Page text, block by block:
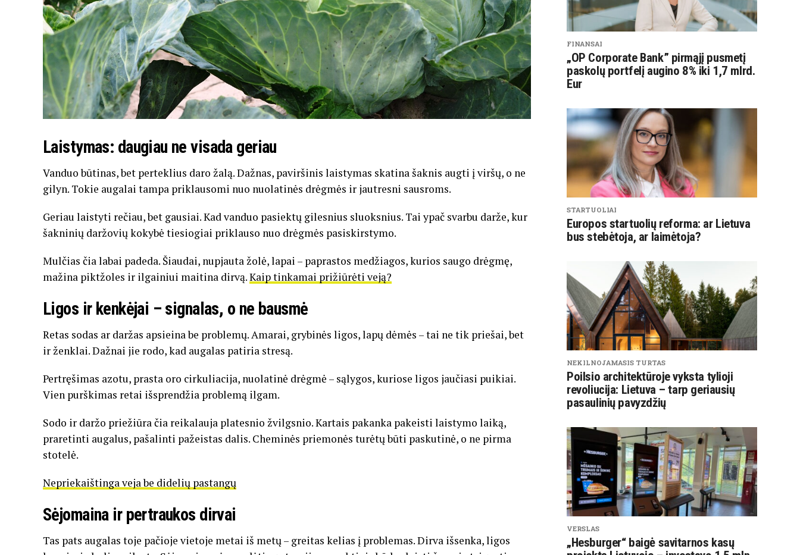
Laistymas: daugiau ne visada geriau
Vanduo būtinas, bet perteklius daro žalą. Dažnas, paviršinis laistymas skatina šaknis augti į viršų, o ne
gilyn. Tokie augalai tampa priklausomi nuo nuolatinės drėgmės ir jautresni sausroms.
Geriau laistyti rečiau, bet gausiai. Kad vanduo pasiektų gilesnius sluoksnius. Tai ypač svarbu darže, kur
šakninių daržovių kokybė tiesiogiai priklauso nuo drėgmės pasiskirstymo.
Mulčias čia labai padeda. Šiaudai, nupjauta žolė, lapai – paprastos medžiagos, kurios saugo drėgmę,
mažina piktžoles ir ilgainiui maitina dirvą.Kaip tinkamai prižiūrėti veją?
Ligos ir kenkėjai – signalas, o ne bausmė
Retas sodas ar daržas apsieina be problemų. Amarai, grybinės ligos, lapų dėmės – tai ne tik priešai, bet
ir ženklai. Dažnai jie rodo, kad augalas patiria stresą.
Pertręšimas azotu, prasta oro cirkuliacija, nuolatinė drėgmė – sąlygos, kuriose ligos jaučiasi puikiai.
Vien purškimas retai išsprendžia problemą ilgam.
Sodo ir daržo priežiūra čia reikalauja platesnio žvilgsnio. Kartais pakanka pakeisti laistymo laiką,
praretinti augalus, pašalinti pažeistas dalis. Cheminės priemonės turėtų būti paskutinė, o ne pirma
stotelė.
Nepriekaištinga veja be didelių pastangų
Sėjomaina ir pertraukos dirvai
Tas pats augalas toje pačioje vietoje metai iš metų – greitas kelias į problemas. Dirva išsenka, ligos
FINANSAI
„OP Corporate Bank” pirmąjį pusmetį
paskolų portfelį augino 8% iki 1,7 mlrd.
Eur
STARTUOLIAI
Europos startuolių reforma: ar Lietuva
bus stebėtoja, ar laimėtoja?
NEKILNOJAMASIS TURTAS
Poilsio architektūroje vyksta tylioji
revoliucija: Lietuva – tarp geriausių
pasaulinių pavyzdžių
VERSLAS
„Hesburger“ baigė savitarnos kasų